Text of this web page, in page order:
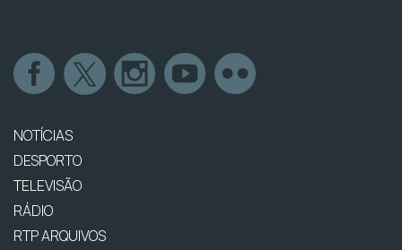
NOTÍCIAS
DESPORTO
TELEVISÃO
RÁDIO
RTP ARQUIVOS